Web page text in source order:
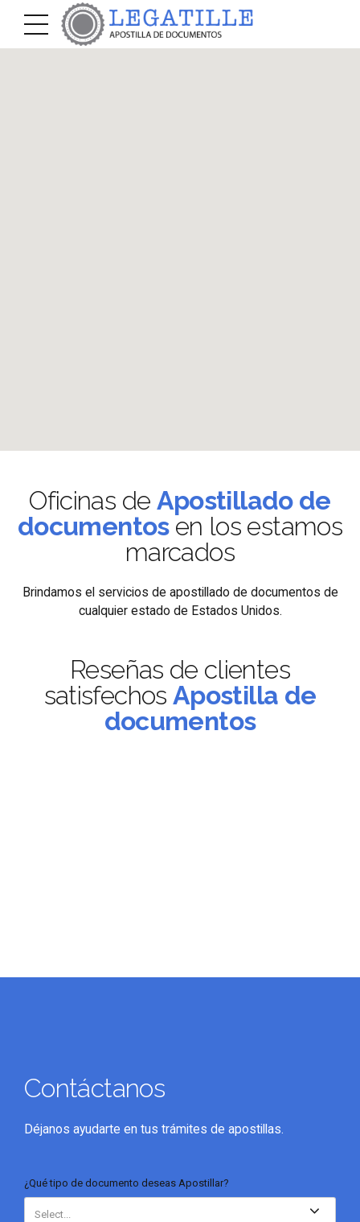
Oficinas de Apostillado de
documentosen los estamos
marcados
Brindamos el servicios de apostillado de documentos de
cualquier estado de Estados Unidos.
Reseñas de clientes
satisfechos Apostilla de
documentos
Contáctanos
Déjanos ayudarte en tus trámites de apostillas.
¿Qué tipo de documento deseas Apostillar?
Select...